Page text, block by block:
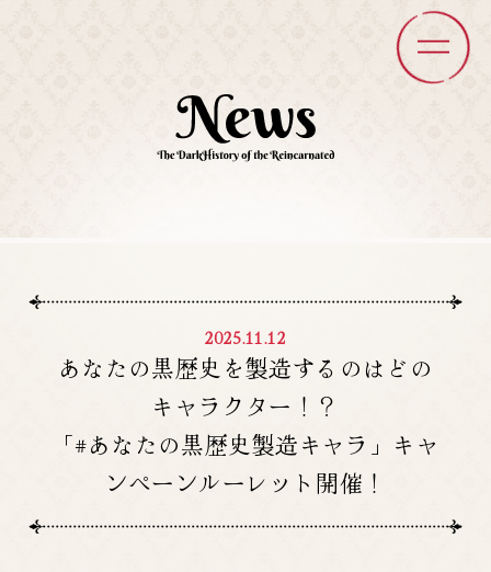
2025.11.12
あなたの黒歴史を製造するのはどの
キャラクター！？
「#あなたの黒歴史製造キャラ」キャ
ンペーンルーレット開催！